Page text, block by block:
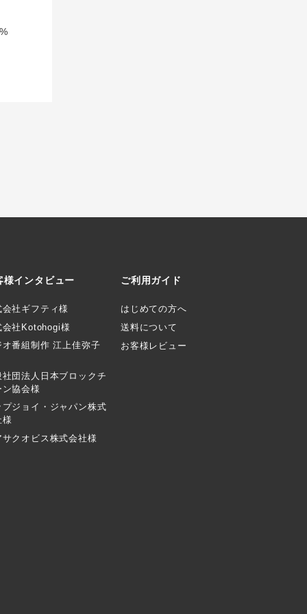
様インタビュー
会社ギフティ様
会社Kotohogi様
オ番組制作 江上佳弥子
社団法人日本ブロックチ
ン協会様
プジョイ・ジャパン株式
様
サクオビス株式会社様
ご利用ガイド
はじめての方へ
送料について
お客様レビュー